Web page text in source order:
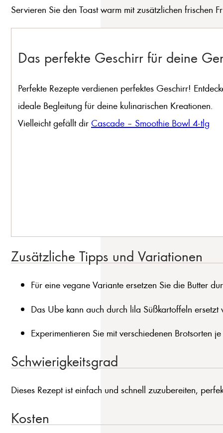
Servieren Sie den Toast warm mit zusätzlichen frischen
Das perfekte Geschirr für deine
Perfekte Rezepte verdienen perfektes Geschirr!
ideale Begleitung für deine kulinarischen Kreationen.
Vielleicht gefällt dir Cascade – Smoothie Bowl 4-tlg
Zusätzliche Tipps und Variationen
Für eine vegane Variante ersetzen Sie die Butter
Das Ube kann auch durch lila Süßkartoffeln ersetzt
Experimentieren Sie mit verschiedenen Brotsorten
Schwierigkeitsgrad
Dieses Rezept ist einfach und schnell zuzubereiten,
Kosten